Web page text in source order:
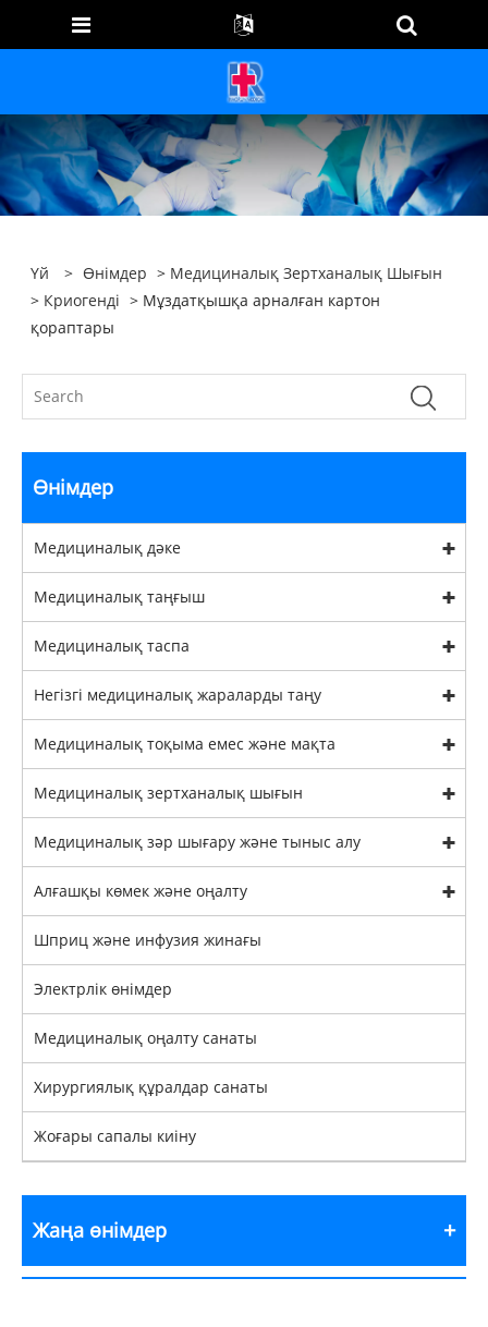
Үй > Өнімдер > Медициналық Зертханалық Шығын
> Криогенді > Мұздатқышқа арналған картон
қораптары
Өнімдер
Медициналық дәке
Медициналық таңғыш
Медициналық таспа
Негізгі медициналық жараларды таңу
Медициналық тоқыма емес және мақта
Медициналық зертханалық шығын
Медициналық зәр шығару және тыныс алу
Алғашқы көмек және оңалту
Шприц және инфузия жинағы
Электрлік өнімдер
Медициналық оңалту санаты
Хирургиялық құралдар санаты
Жоғары сапалы киіну
Жаңа өнімдер